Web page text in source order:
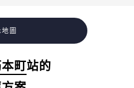
圖
町站的